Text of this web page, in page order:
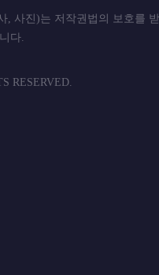
, 사진)는 저작권법의 보호를
포 등을
RESERVED.